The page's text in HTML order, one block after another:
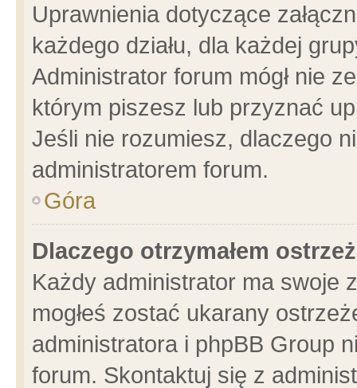
Uprawnienia dotyczące
każdego działu, dla każdej
Administrator forum mógł nie
którym piszesz lub przyznać
Jeśli nie rozumiesz, dlaczego
administratorem forum.
Góra
Dlaczego otrzymałem
Każdy administrator ma swoje
mogłeś zostać ukarany
administratora i phpBB Group
forum. Skontaktuj się z